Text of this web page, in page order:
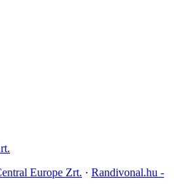
Europe Zrt. · Randivonal.hu -